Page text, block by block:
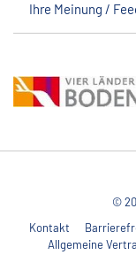
Ihre Meinung /
©
Kontakt
Allgemeine